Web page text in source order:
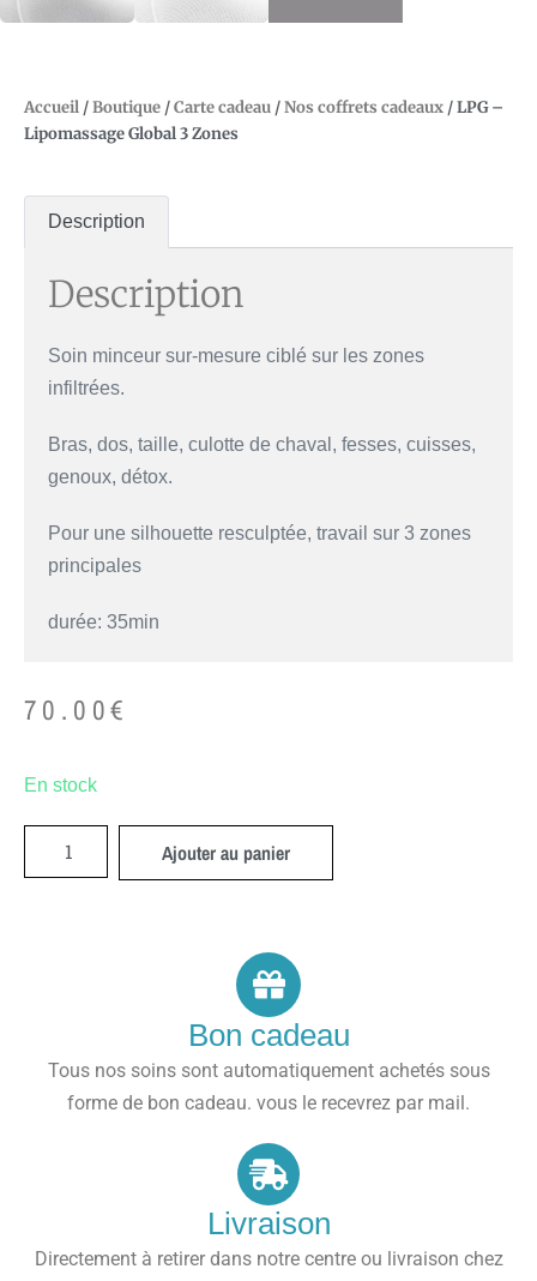
Accueil /Boutique /Carte cadeau /Nos coffrets cadeaux / LPG –
Lipomassage Global 3 Zones
Description
Description
Soin minceur sur-mesure ciblé sur les zones
infiltrées.
Bras, dos, taille, culotte de chaval, fesses, cuisses,
genoux, détox.
Pour une silhouette resculptée, travail sur 3 zones
principales
durée: 35min
70.00€
En stock
Ajouter au panier
Bon cadeau
Tous nos soins sont automatiquement achetés sous
forme de bon cadeau. vous le recevrez par mail.
Livraison
Directement à retirer dans notre centre ou livraison chez